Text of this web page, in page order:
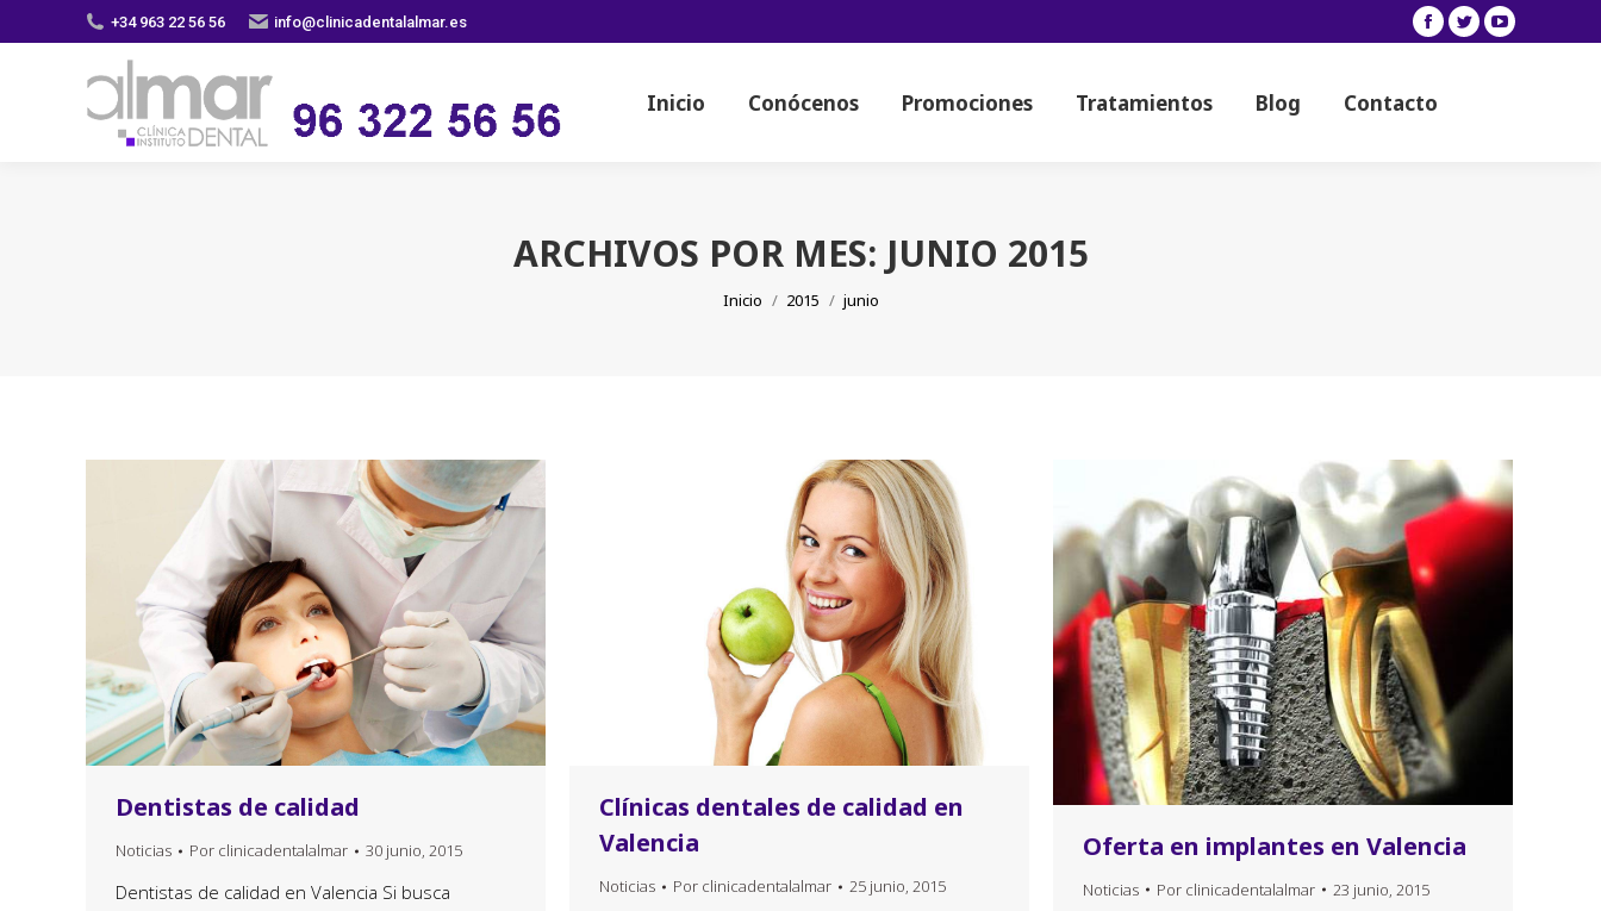
+34 963 22 56 56 info@clinicadentalalmar.es
Facebook
TwitterYouTube
Inicio Conócenos Promociones Tratamientos Blog Contacto
ARCHIVOS POR MES: JUNIO 2015
Estás aquí:
Inicio 2015 junio
Dentistas de calidad
Noticias Por clinicadentalalmar 30 junio, 2015
Dentistas de calidad en Valencia Si busca
Clínicas dentales de calidad en
Valencia
Noticias Por clinicadentalalmar 25 junio, 2015
Oferta en implantes en Valencia
Noticias Por clinicadentalalmar 23 junio, 2015
Inicio Conócenos Promociones Tratamientos Blog Contacto